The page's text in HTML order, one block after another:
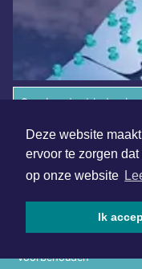
Deze website
ervoor te zorgen
op onze website
Ik
Overige dagbladen in
voorbehouden
Algemene voorwaarden
Disclaimer